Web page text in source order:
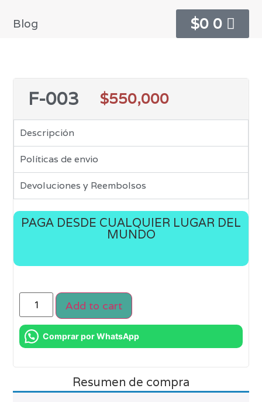
Blog $0 0
F-003 $550,000
Descripción
Políticas de envio
Devoluciones y Reembolsos
PAGA DESDE CUALQUIER LUGAR DEL
MUNDO
Add to cart
Comprar por WhatsApp
Resumen de compra